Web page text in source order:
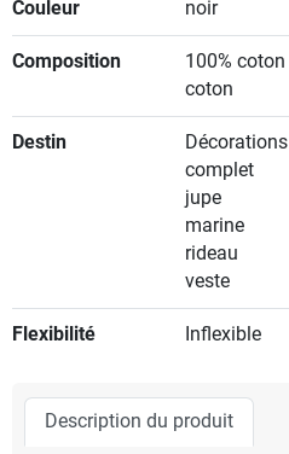
Couleur noir
Composition
100% coton
coton
Destin
Décorations
complet
jupe
marine
rideau
veste
Flexibilité Inflexible
Description du produit